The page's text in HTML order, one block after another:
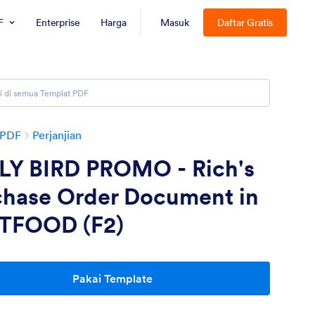
Enterprise Harga Masuk Daftar Gratis
Perjanjian
BIRD PROMO - Rich's
Order Document in
(F2)
Pakai Template